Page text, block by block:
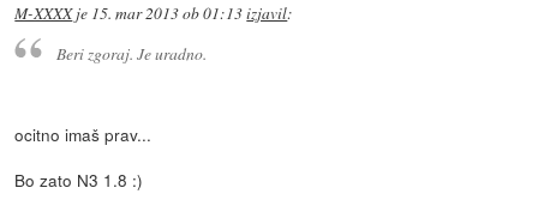
M-XXXXje 15. mar 2013 ob 01:13izjavil:
Beri zgoraj. Je uradno.
ocitno imaš prav...
Bo zato N3 1.8 :)